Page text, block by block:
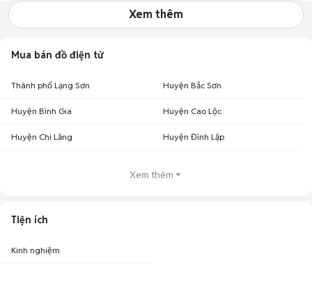
Xem thêm
Mua bán đồ điện tử
Thành phố Lạng Sơn Huyện Bắc Sơn
Huyện Bình Gia Huyện Cao Lộc
Huyện Chi Lăng Huyện Đình Lập
Xem thêm
Tiện ích
Kinh nghiệm